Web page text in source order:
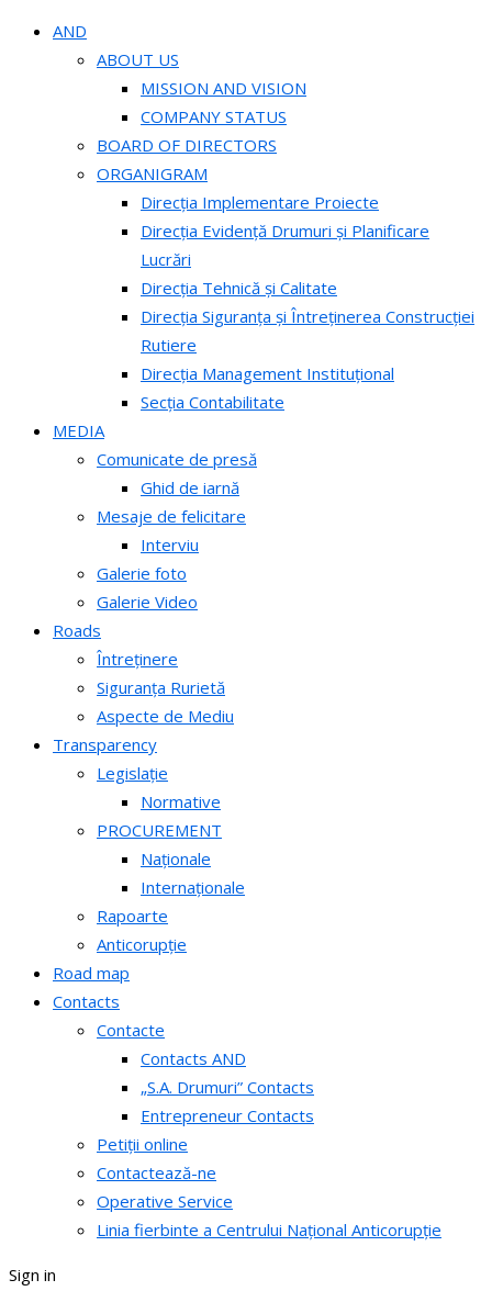
AND
ABOUT US
MISSION AND VISION
COMPANY STATUS
BOARD OF DIRECTORS
ORGANIGRAM
Direcția Implementare Proiecte
Direcția Evidență Drumuri și Planificare
Lucrări
Direcția Tehnică și Calitate
Direcția Siguranța și Întreținerea Construcției
Rutiere
Direcția Management Instituțional
Secția Contabilitate
MEDIA
Comunicate de presă
Ghid de iarnă
Mesaje de felicitare
Interviu
Galerie foto
Galerie Video
Roads
Întreținere
Siguranța Rurietă
Aspecte de Mediu
Transparency
Legislație
Normative
PROCUREMENT
Naționale
Internaționale
Rapoarte
Anticorupție
Road map
Contacts
Contacte
Contacts AND
„S.A. Drumuri” Contacts
Entrepreneur Contacts
Petiții online
Contactează-ne
Operative Service
Linia fierbinte a Centrului Național Anticorupție
Sign in